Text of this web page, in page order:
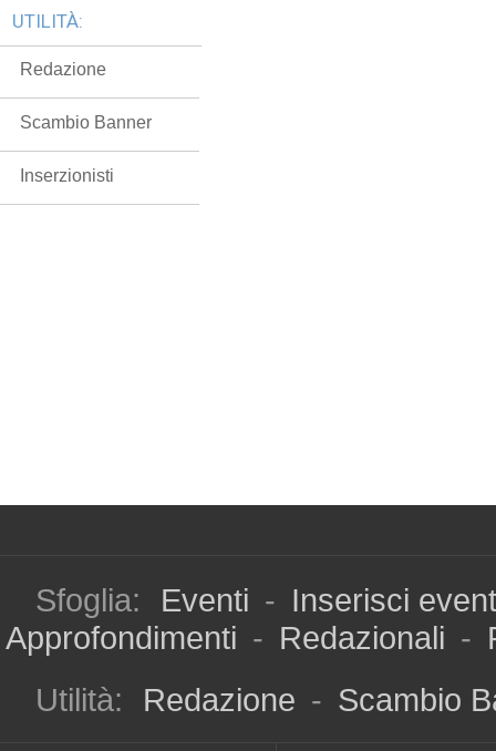
UTILITÀ:
Redazione
Scambio Banner
Inserzionisti
Sfoglia: Eventi - Inserisci
Approfondimenti - Redazionali -
Utilità:
Redazione - Scambio